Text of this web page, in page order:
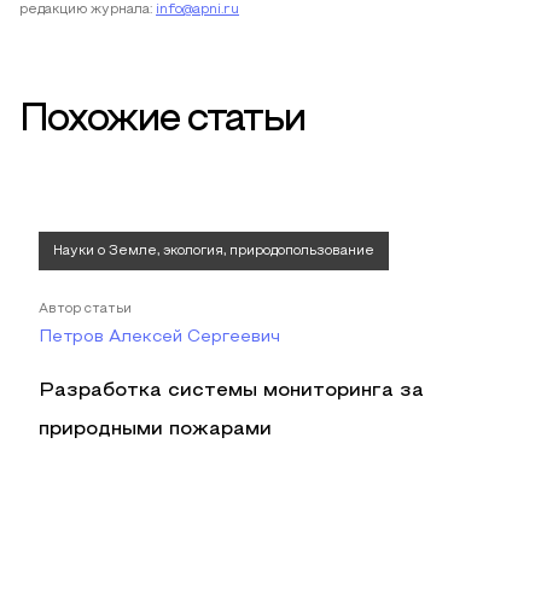
редакцию журнала: info@apni.ru
Похожие статьи
Науки о Земле, экология, природопользование
Автор статьи
Петров Алексей Сергеевич
Разработка системы мониторинга за
природными пожарами